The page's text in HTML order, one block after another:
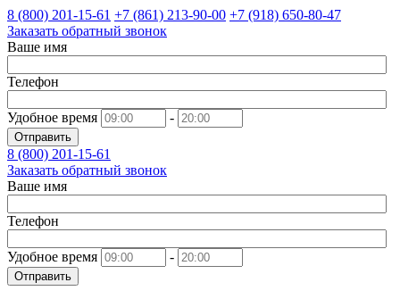
8 (800) 201-15-61 +7 (861) 213-90-00 +7 (918) 650-80-47
Заказать обратный звонок
Ваше имя
Телефон
Удобное время -
Отправить
8 (800) 201-15-61
Заказать обратный звонок
Ваше имя
Телефон
Удобное время -
Отправить